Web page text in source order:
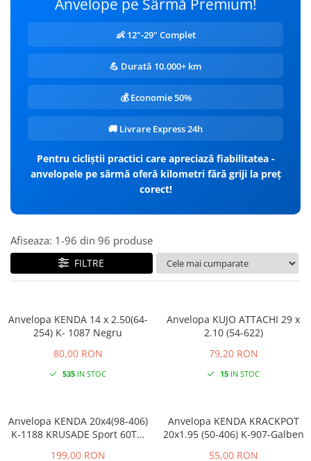
Anvelope pe Sârmă Premium!
👶 12"-29" Complet
💪 Durată 10.000+ km
💰 Economie 50%
🚚 Livrare Express 24h
Pentru cicliștii practici care apreciază fiabilitatea -
anvelopele pe sârmă oferă kilometri fără griji la preț
corect!
Afiseaza: 1-96 din 96 produse
FILTRE
Anvelopa KENDA 14 x 2.50(64-
254) K- 1087 Negru
80,00 RON
535IN STOC
Anvelopa KUJO ATTACHI 29 x
2.10 (54-622)
79,20 RON
15IN STOC
Anvelopa KENDA 20x4(98-406)
K-1188 KRUSADE Sport 60TPI
199,00 RON
Anvelopa KENDA KRACKPOT
20x1.95 (50-406) K-907-Galben
55,00 RON